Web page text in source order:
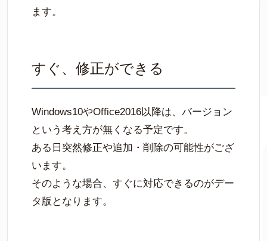
ます。
すぐ、修正ができる
Windows10やOffice2016以降は、バージョン
という考え方が無くなる予定です。
ある日突然修正や追加・削除の可能性がござ
います。
そのような場合、すぐに対応できるのがデー
タ版となります。